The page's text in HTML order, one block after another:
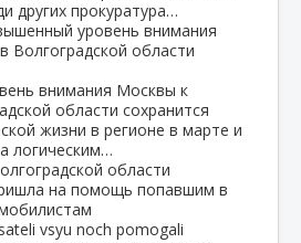
других прокуратура…
уровень внимания
Волгоградской области
жизни в регионе в марте и
логическим…
области
на помощь попавшим в